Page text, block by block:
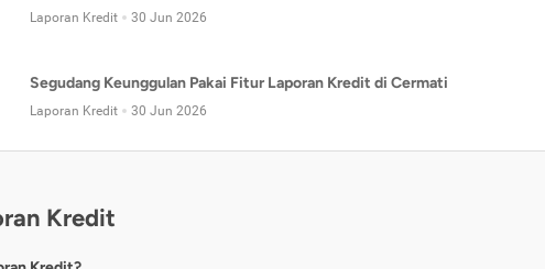
Laporan Kredit 30 Jun 2026
Segudang Keunggulan Pakai Fitur Laporan Kredit di Cermati
Laporan Kredit 30 Jun 2026
Kredit